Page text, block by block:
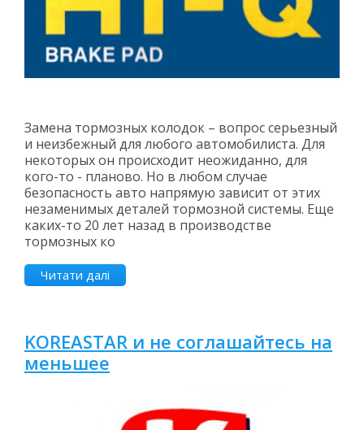
Замена тормозных колодок – вопрос серьезный
и неизбежный для любого автомобилиста. Для
некоторых он происходит неожиданно, для
кого-то - планово. Но в любом случае
безопасность авто напрямую зависит от этих
незаменимых деталей тормозной системы. Еще
каких-то 20 лет назад в производстве
тормозных ко
Читати далі
KOREASTAR и не соглашайтесь на
меньшее